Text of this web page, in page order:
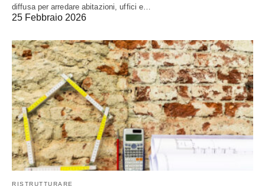
diffusa per arredare abitazioni, uffici e…
25 Febbraio 2026
RISTRUTTURARE